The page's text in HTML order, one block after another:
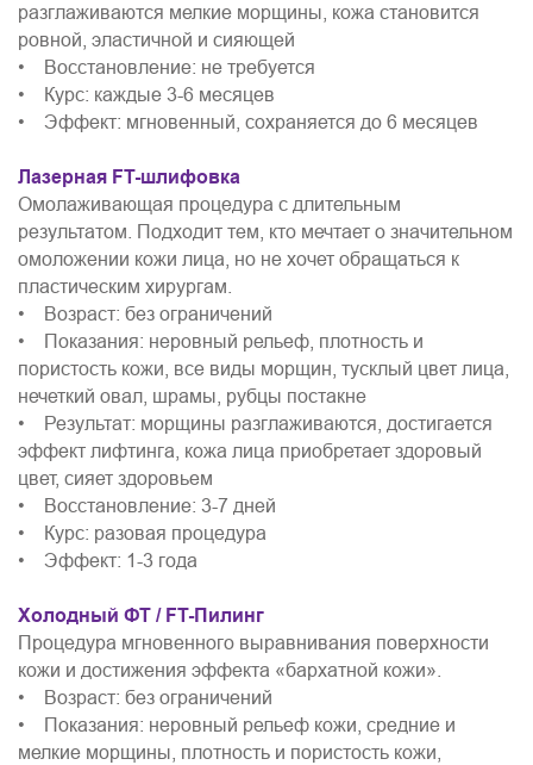
разглаживаются мелкие морщины, кожа становится
ровной, эластичной и сияющей
• Восстановление: не требуется
• Курс: каждые 3-6 месяцев
• Эффект: мгновенный, сохраняется до 6 месяцев
Лазерная FT-шлифовка
Омолаживающая процедура с длительным
результатом. Подходит тем, кто мечтает о значительном
омоложении кожи лица, но не хочет обращаться к
пластическим хирургам.
• Возраст: без ограничений
• Показания: неровный рельеф, плотность и
пористость кожи, все виды морщин, тусклый цвет лица,
нечеткий овал, шрамы, рубцы постакне
• Результат: морщины разглаживаются, достигается
эффект лифтинга, кожа лица приобретает здоровый
цвет, сияет здоровьем
• Восстановление: 3-7 дней
• Курс: разовая процедура
• Эффект: 1-3 года
Холодный ФТ / FT-Пилинг
Процедура мгновенного выравнивания поверхности
кожи и достижения эффекта «бархатной кожи».
• Возраст: без ограничений
• Показания: неровный рельеф кожи, средние и
мелкие морщины, плотность и пористость кожи,